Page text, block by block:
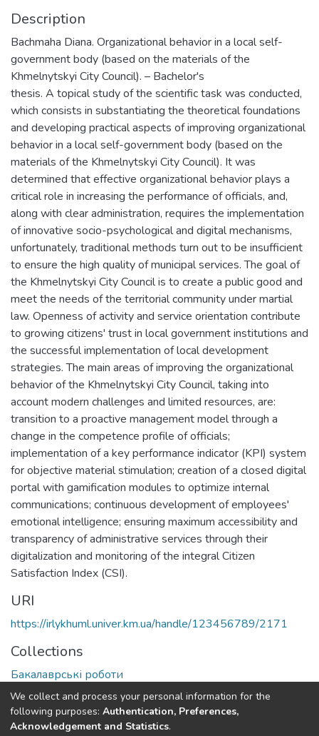
Description
Bachmaha Diana. Organizational behavior in a local self-
government body (based on the materials of the
Khmelnytskyi City Council). – Bachelor's
thesis. A topical study of the scientific task was conducted,
which consists in substantiating the theoretical foundations
and developing practical aspects of improving organizational
behavior in a local self-government body (based on the
materials of the Khmelnytskyi City Council). It was
determined that effective organizational behavior plays a
critical role in increasing the performance of officials, and,
along with clear administration, requires the implementation
of innovative socio-psychological and digital mechanisms,
unfortunately, traditional methods turn out to be insufficient
to ensure the high quality of municipal services. The goal of
the Khmelnytskyi City Council is to create a public good and
meet the needs of the territorial community under martial
law. Openness of activity and service orientation contribute
to growing citizens' trust in local government institutions and
the successful implementation of local development
strategies. The main areas of improving the organizational
behavior of the Khmelnytskyi City Council, taking into
account modern challenges and limited resources, are:
transition to a proactive management model through a
change in the competence profile of officials;
implementation of a key performance indicator (KPI) system
for objective material stimulation; creation of a closed digital
portal with gamification modules to optimize internal
communications; continuous development of employees'
emotional intelligence; ensuring maximum accessibility and
transparency of administrative services through their
digitalization and monitoring of the integral Citizen
Satisfaction Index (CSI).
URI
https://irlykhuml.univer.km.ua/handle/123456789/2171
Collections
Бакалаврські роботи
Full item page
We collect and process your personal information for the
following purposes: Authentication, Preferences,
Acknowledgement and Statistics.